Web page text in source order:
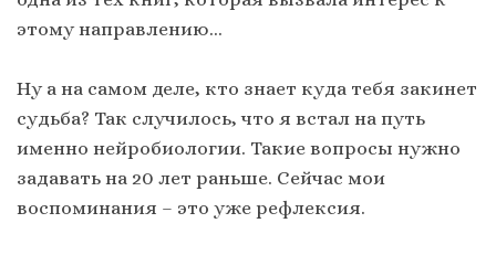
этому направлению…
Ну а на самом деле, кто знает куда тебя закинет
судьба? Так случилось, что я встал на путь
именно нейробиологии. Такие вопросы нужно
задавать на 20 лет раньше. Сейчас мои
воспоминания – это уже рефлексия.